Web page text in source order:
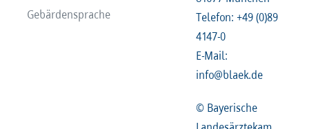
Gebärdensprache
Telefon: +49 (0)89
4147-0
E-Mail:
info@blaek.de
© Bayerische